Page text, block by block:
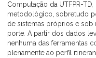
Computação da UTFPR-
metodológico, sobretudo
de sistemas próprios e
porte. A partir dos dados
nenhuma das ferramentas
plenamente ao perfil